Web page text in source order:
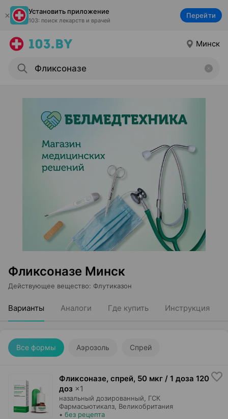
Установить приложение
103: поиск лекарств и врачей
Перейти
Минск
Фликсоназе Минск
Действующее вещество: Флутиказон
Варианты Аналоги Где купить Инструкция
Все формы Аэрозоль Спрей
Фликсоназе, спрей, 50 мкг / 1 доза 120
доз ×1
назальный дозированный,
ГСК
Фармасьютикалз , Великобритания
• без рецепта